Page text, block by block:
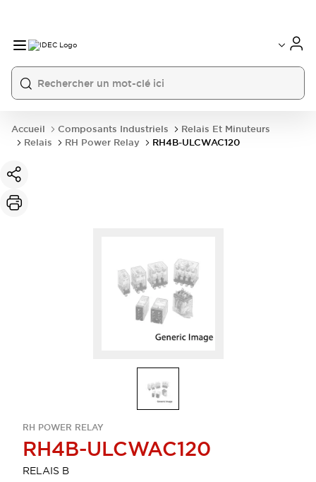
Accueil Composants Industriels
Relais Et Minuteurs
Relais
RH Power Relay RH4B-ULCWAC120
RH POWER RELAY
RH4B-ULCWAC120
RELAIS B